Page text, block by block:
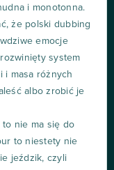
i monotonna.
że polski dubbing
emocje
system
i masa różnych
albo zrobić je
nie ma się do
to niestety nie
jeździk, czyli